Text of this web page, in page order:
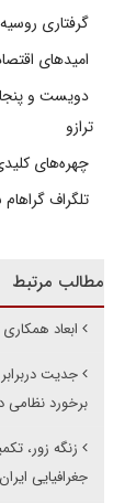
گرفتاری
امیدهای
دویست و
ترازو
چهره‌های
تلگراف گراهام
مطالب مرتبط
ابعاد
جدیت دربرابر
برخورد نظامی
زنگه زور،
جغرافیایی